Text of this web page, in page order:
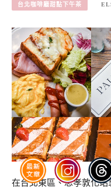
台北咖啡廳甜點下午茶
在台北東區、忠孝敦化站